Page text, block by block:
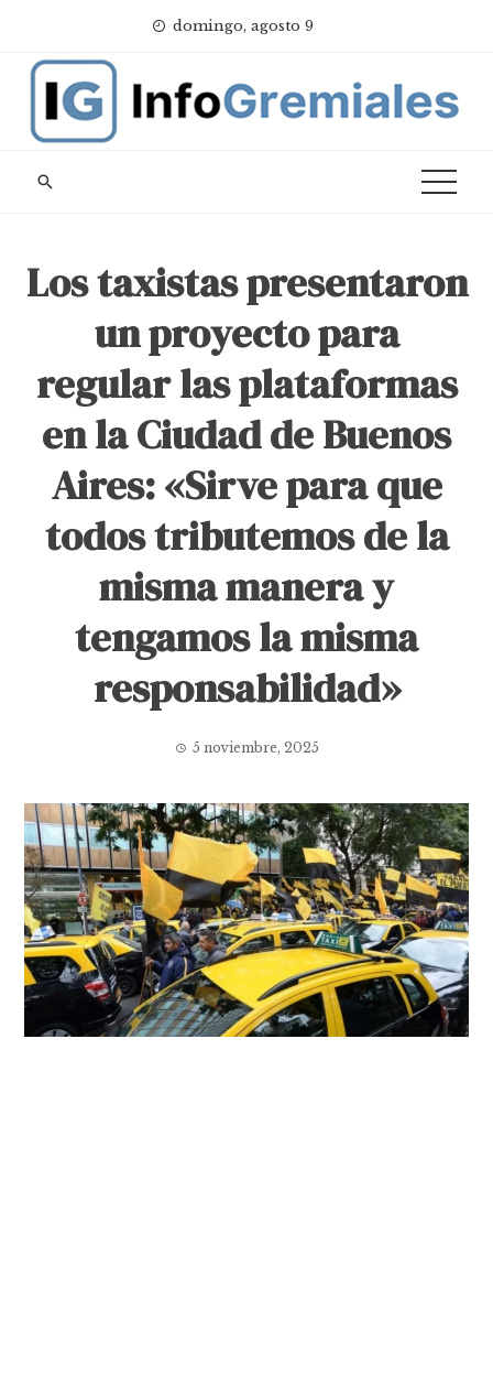
content
domingo, agosto 9
Los taxistas presentaron
un proyecto para
regular las plataformas
en la Ciudad de Buenos
Aires: «Sirve para que
todos tributemos de la
misma manera y
tengamos la misma
responsabilidad»
5 noviembre, 2025